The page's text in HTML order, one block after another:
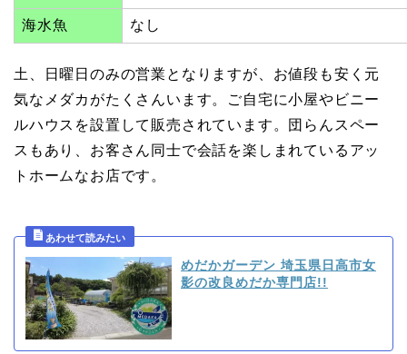
海水魚 なし
土、日曜日のみの営業となりますが、お値段も安く元
気なメダカがたくさんいます。ご自宅に小屋やビニー
ルハウスを設置して販売されています。団らんスペー
スもあり、お客さん同士で会話を楽しまれているアッ
トホームなお店です。
めだかガーデン 埼玉県日高市女
影の改良めだか専門店!!